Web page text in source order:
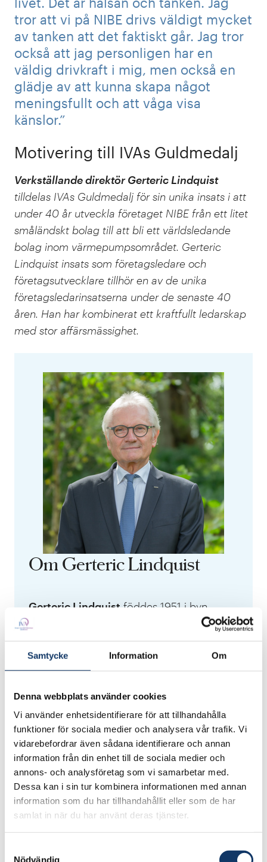
Samtycke Information Om
Denna webbplats använder cookies
Vi använder enhetsidentifierare för att tillhandahålla
funktioner för sociala medier och analysera vår trafik. Vi
vidarebefordrar även sådana identifierare och annan
information från din enhet till de sociala medier och
annons- och analysföretag som vi samarbetar med.
Dessa kan i sin tur kombinera informationen med annan
information som du har tillhandahållit eller som de har
samlat in när du har använt deras tjänster.
Nödvändig
tror att vi på NIBE drivs väldigt mycket
av tanken att det faktiskt går. Jag tror
också att jag personligen har en
väldig drivkraft i mig, men också en
glädje av att kunna skapa något
meningsfullt och att våga visa
känslor.”
Motivering till IVAs Guldmedalj
Verkställande direktör Gerteric Lindquist
tilldelas IVAs Guldmedalj för sin unika insats i att
under 40 år utveckla företaget NIBE från ett litet
småländskt bolag till att bli ett världsledande
bolag inom värmepumpsområdet. Gerteric
Lindquist insats som företagsledare och
företagsutvecklare tillhör en av de unika
företagsledarinsatserna under de senaste 40
åren. Han har kombinerat ett kraftfullt ledarskap
med stor affärsmässighet.
Om Gerteric Lindquist
Gerteric Lindquistföddes 1951 i byn
Eskilsryd utanför Nybro i Småland, där
hans far verkade som smed. Han tog
examen som civilingenjör i maskinteknik
vid Chalmers 1974. Han är även utbildad
civilekonom vid Uppsala universitet. Efter
det svenska handelskontoret i Toronto. I
Kanada blev han rekryterad till sin första
tjänst på NIBE, som exportansvarig för
såmaskiner. 1981 lämnade Gerteric
Lindquist NIBE och arbetade i några år på
Scandinavian Trading Company och som
exportchef på Assa Abloy, innan han 1988
gången som verkställande direktör, vilket